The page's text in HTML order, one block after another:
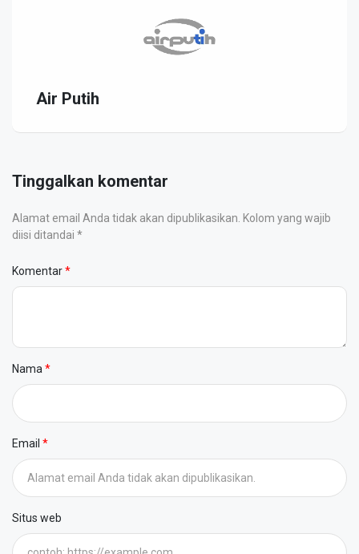
Air Putih
Tinggalkan komentar
Alamat email Anda tidak akan dipublikasikan. Kolom yang wajib
diisi ditandai *
Komentar
Nama
Email
Situs web